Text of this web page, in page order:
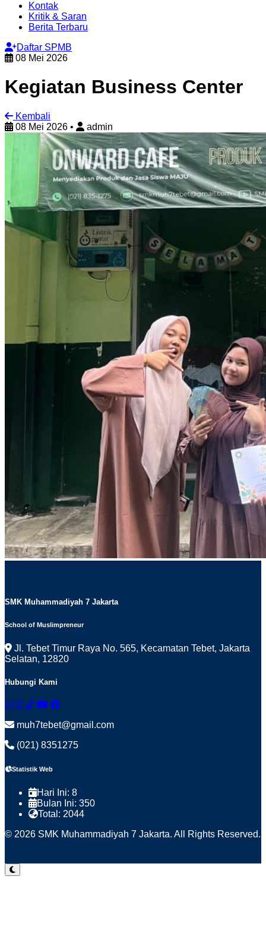
Kontak
Kritik & Saran
Berita Terbaru
Daftar SPMB
08 Mei 2026
Kegiatan Business Center
Kembali
08 Mei 2026 • admin
SMK Muhammadiyah 7 Jakarta
School of Muslimpreneur
Jl. Tebet Timur Raya No. 565, Kecamatan Tebet, Jakarta
Selatan, 12820
Hubungi Kami
muh7tebet@gmail.com
(021) 8351275
Statistik Web
Hari Ini: 8
Bulan Ini: 350
Total: 2044
© 2026 SMK Muhammadiyah 7 Jakarta. All Rights Reserved.